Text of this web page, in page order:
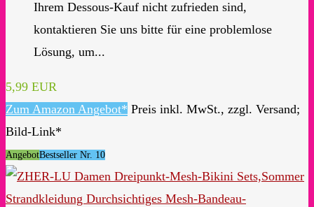
Ihrem Dessous-Kauf nicht zufrieden sind,
kontaktieren Sie uns bitte für eine problemlose
Lösung, um...
5,99 EUR
Zum Amazon Angebot* Preis inkl. MwSt., zzgl. Versand;
Bild-Link*
AngebotBestseller Nr. 10